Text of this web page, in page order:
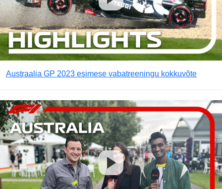
Austraalia GP 2023 esimese vabatreeningu kokkuvõte